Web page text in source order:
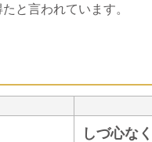
と言われています。
しづ心な